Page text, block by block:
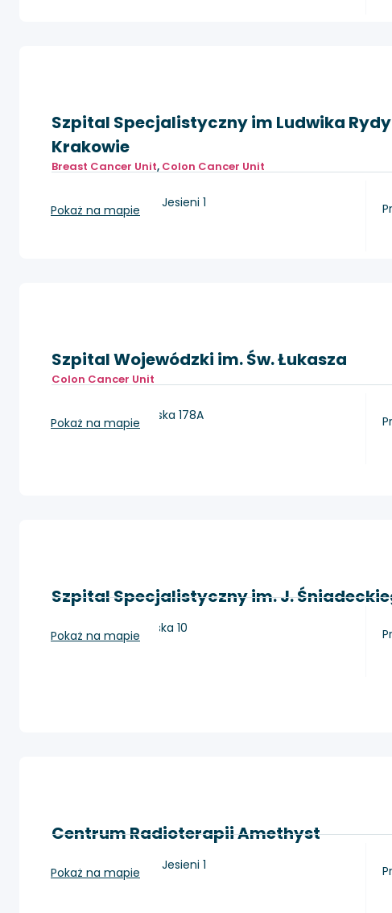
Szpital Specjalistyczny im Ludwika
Krakowie
Breast Cancer Unit, Colon Cancer Unit
Kraków, os. Złotej Jesieni 1
Pokaż na mapie
Szpital Wojewódzki im. Św. Łukasza
Colon Cancer Unit
Tarnów, ul. Lwowska 178A
Pokaż na mapie
Szpital Specjalistyczny im. J.
Nowy Sącz, Młyńska 10
Pokaż na mapie
Centrum Radioterapii Amethyst
Kraków, os. Złotej Jesieni 1
Pokaż na mapie